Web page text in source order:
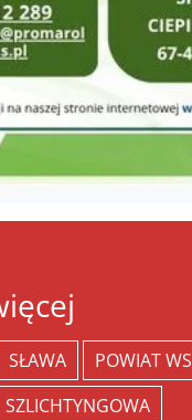
SŁAWA
POWIAT
SZLICHTYNGOWA